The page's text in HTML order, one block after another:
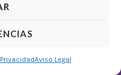
Aviso Legal
por